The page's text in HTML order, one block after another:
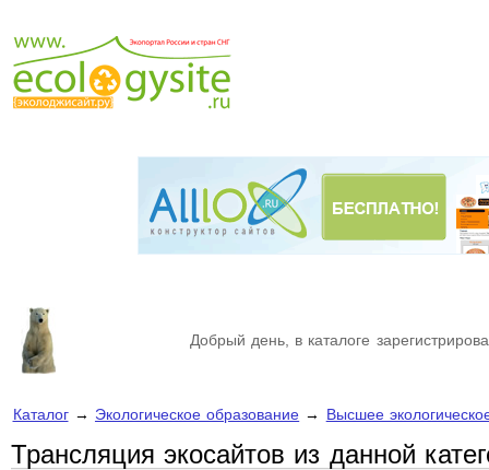
Добрый день, в каталоге
Каталог→ Экологическое образование → Высшее
Трансляция экосайтов из данной